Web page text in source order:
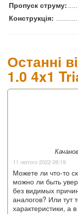
Пропуск струму:
Конструкція:
Останні
1.0 4x1
11 лютого 2022 09:19
Можете ли что-то
можно ли быть
без видимых
аналогов? Или тут
характеристики, а